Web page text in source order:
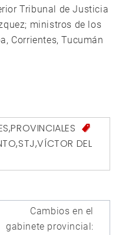
Tribunal de Justicia
ministros de los
Corrientes, Tucumán
,PROVINCIALES
,STJ,VÍCTOR DEL
Cambios en el
gabinete provincial: